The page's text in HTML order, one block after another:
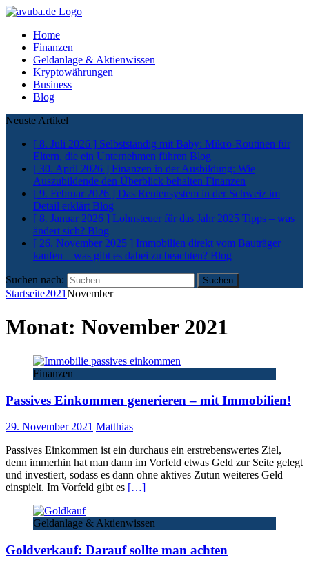
Home
Finanzen
Geldanlage & Aktienwissen
Kryptowährungen
Business
Blog
Neuste Artikel
[ 8. Juli 2026 ] Selbstständig mit Baby: Mikro-Routinen für
Eltern, die ein Unternehmen führen Blog
[ 30. April 2026 ] Finanzen in der Ausbildung: Wie
Auszubildende den Überblick behalten Finanzen
[ 9. Februar 2026 ] Das Rentensystem in der Schweiz im
Detail erklärt Blog
[ 8. Januar 2026 ] Lohnsteuer für das Jahr 2025 Tipps – was
ändert sich? Blog
[ 26. November 2025 ] Immobilien direkt vom Bauträger
kaufen – was gibt es dabei zu beachten? Blog
Suchen nach:
Startseite2021November
Monat: November 2021
Finanzen
Passives Einkommen generieren – mit Immobilien!
29. November 2021 Matthias
Passives Einkommen ist ein durchaus ein erstrebenswertes Ziel,
denn immerhin hat man dann im Vorfeld etwas Geld zur Seite gelegt
und investiert, sodass es dann ohne aktives Zutun weiteres Geld
einspielt. Im Vorfeld gibt es […]
Geldanlage & Aktienwissen
Goldverkauf: Darauf sollte man achten